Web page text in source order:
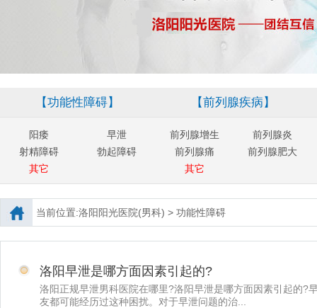
【功能性障碍】
阳痿
早泄
射精障碍
勃起障碍
其它
【前列腺疾病】
前列腺增生
前列腺炎
前列腺痛
前列腺肥大
其它
当前位置:洛阳阳光医院(男科) > 功能性障碍
洛阳早泄是哪方面因素引起的?
洛阳正规早泄男科医院在哪里?洛阳早泄是哪方面因素引起的?
友都可能经历过这种困扰。对于早泄问题的治...